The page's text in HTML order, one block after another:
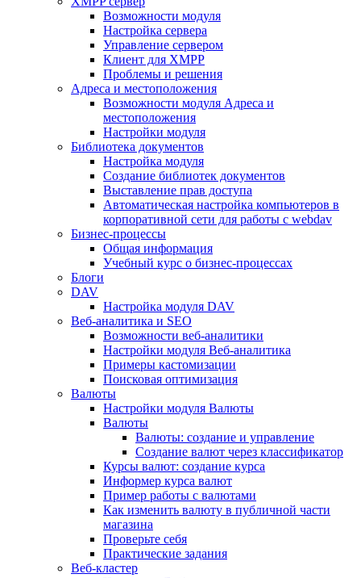
Возможности модуля
Настройка сервера
Управление сервером
Клиент для XMPP
Проблемы и решения
Адреса и местоположения
Возможности модуля Адреса и
местоположения
Настройки модуля
Библиотека документов
Настройка модуля
Создание библиотек документов
Выставление прав доступа
Автоматическая настройка компьютеров в
корпоративной сети для работы с webdav
Бизнес-процессы
Общая информация
Учебный курс о бизнес-процессах
Блоги
DAV
Настройка модуля DAV
Веб-аналитика и SEO
Возможности веб-аналитики
Настройки модуля Веб-аналитика
Примеры кастомизации
Поисковая оптимизация
Валюты
Настройки модуля Валюты
Валюты
Валюты: создание и управление
Создание валют через классификатор
Курсы валют: создание курса
Информер курса валют
Пример работы с валютами
Как изменить валюту в публичной части
магазина
Проверьте себя
Практические задания
Веб-кластер